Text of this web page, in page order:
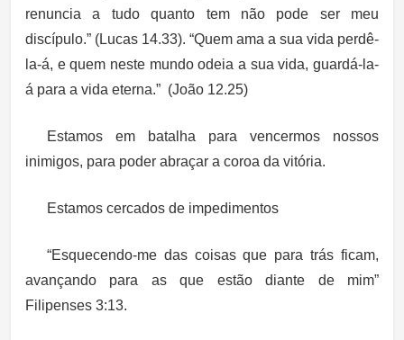
renuncia a tudo quanto tem não pode ser meu
discípulo.” (Lucas 14.33). “Quem ama a sua vida perdê-
la-á, e quem neste mundo odeia a sua vida, guardá-la-
á para a vida eterna.” (João 12.25)
Estamos em batalha para vencermos nossos
inimigos, para poder abraçar a coroa da vitória.
Estamos cercados de impedimentos
“Esquecendo-me das coisas que para trás ficam,
avançando para as que estão diante de mim”
Filipenses 3:13.